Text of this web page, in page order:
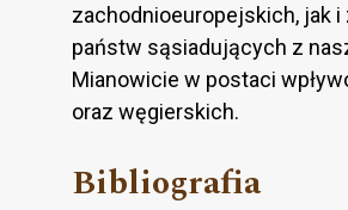
zachodnioeuropejskich, jak i
państw sąsiadujących z
Mianowicie w postaci
oraz węgierskich.
Bibliografia